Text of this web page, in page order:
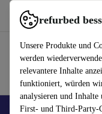
refurbed
Unsere Produkte und
werden
relevantere Inhalte
funktioniert, würden
analysieren und
First- und Third-Party-
refurbed schnell und
🎒 Back to school Handys